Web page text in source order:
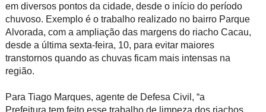
em diversos pontos da cidade, desde o início do período
chuvoso. Exemplo é o trabalho realizado no bairro Parque
Alvorada, com a ampliação das margens do riacho Cacau,
desde a última sexta-feira, 10, para evitar maiores
transtornos quando as chuvas ficam mais intensas na
região.
Para Tiago Marques, agente de Defesa Civil, “a
Prefeitura tem feito esse trabalho de limpeza dos riachos,